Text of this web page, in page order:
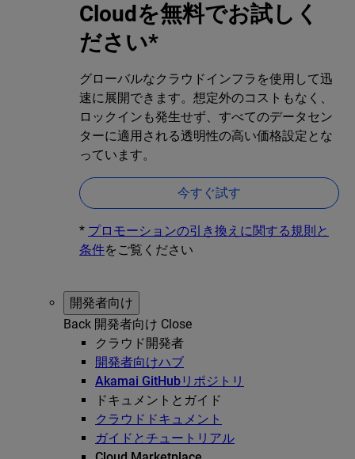
Cloudを無料でお試しく
ださい*
グローバルなクラウドインフラを使用して迅
速に展開できます。想定外のコストもなく、
ロックインも発生せず、すべてのデータセン
ターに適用される透明性の高い価格設定とな
っています。
今すぐ試す
* プロモーションの引き換えに関する規則と
条件をご覧ください
開発者向け
Back 開発者向け Close
クラウド開発者
開発者向けハブ
Akamai GitHubリポジトリ
ドキュメントとガイド
クラウドドキュメント
ガイドとチュートリアル